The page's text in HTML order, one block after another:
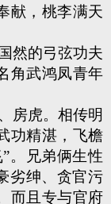
献，桃李满天
然的弓弦功夫
角武鸿凤青年
房虎。相传明
功精湛，飞檐
。兄弟俩生性
劣绅、贪官污
而且专与官府